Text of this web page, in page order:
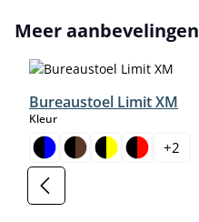
Productgalerij overslaan
Meer aanbevelingen
Bureaustoel Limit XM
Kleurselect
+2